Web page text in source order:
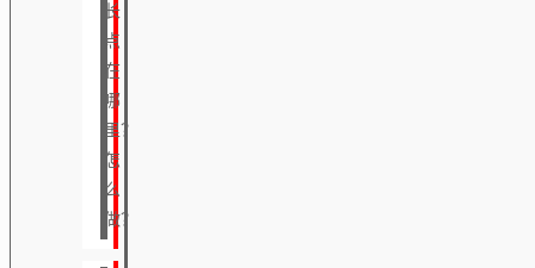
长
点
在
哪
里？
怎
么
做？